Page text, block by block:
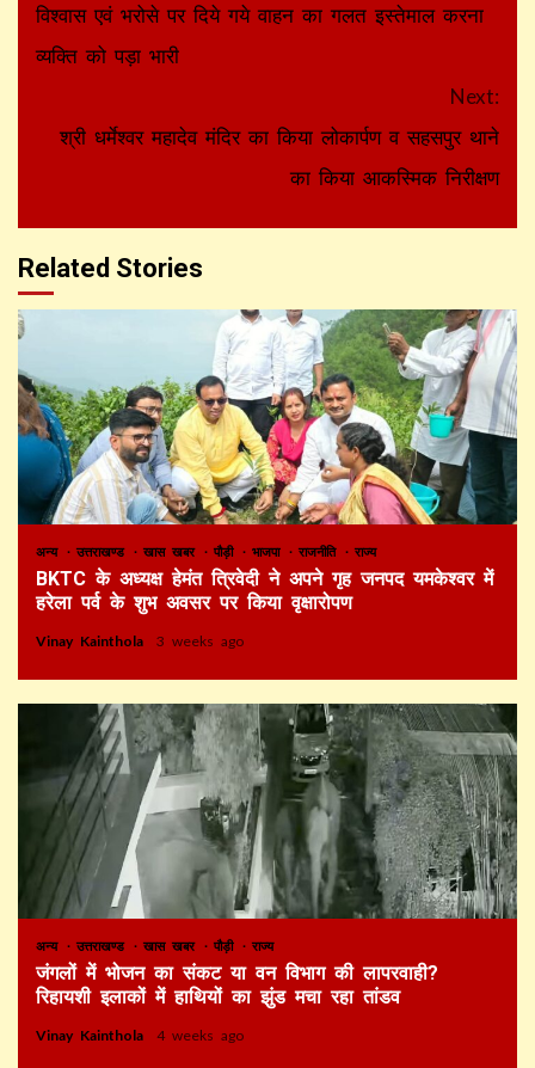
Reading
विश्वास एवं भरोसे पर दिये गये वाहन का गलत इस्तेमाल करना
व्यक्ति को पड़ा भारी
Next:
श्री धर्मेश्वर महादेव मंदिर का किया लोकार्पण व सहसपुर थाने
का किया आकस्मिक निरीक्षण
Related Stories
अन्य उत्तराखण्ड खास खबर पौड़ी भाजपा राजनीति राज्य
BKTC के अध्यक्ष हेमंत त्रिवेदी ने अपने गृह जनपद यमकेश्वर में
हरेला पर्व के शुभ अवसर पर किया वृक्षारोपण
Vinay Kainthola 3 weeks ago
अन्य उत्तराखण्ड खास खबर पौड़ी राज्य
जंगलों में भोजन का संकट या वन विभाग की लापरवाही?
रिहायशी इलाकों में हाथियों का झुंड मचा रहा तांडव
Vinay Kainthola 4 weeks ago